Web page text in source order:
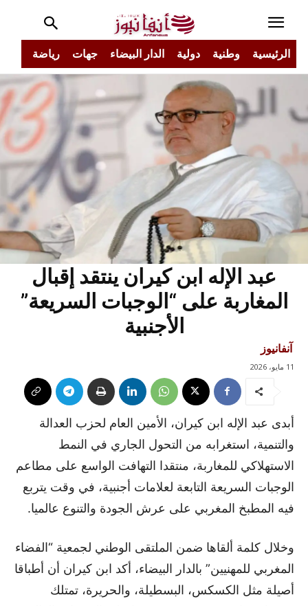
الرئيسية وطنية دولية الدار البيضاء جهات رياضة
عبد الإله ابن كيران ينتقد إقبال
المغاربة على “الوجبات السريعة”
الأجنبية
آنفانيوز
11 مايو، 2026
أبدى عبد الإله ابن كيران، الأمين العام لحزب العدالة
والتنمية، استغرابه من التحول الجاري في النمط
الاستهلاكي للمغاربة، منتقدا التهافت الواسع على مطاعم
الوجبات السريعة التابعة لعلامات أجنبية، في وقت يتربع
فيه المطبخ المغربي على عرش الجودة والتنوع عالميا.
وخلال كلمة ألقاها ضمن الملتقى الوطني لجمعية “الفضاء
المغربي للمهنيين” بالدار البيضاء، أكد ابن كيران أن أطباقا
أصيلة مثل الكسكس، البسطيلة، والحريرة، تمتلك